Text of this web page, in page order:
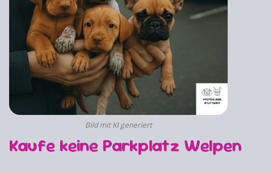
Bild mit KI generiert
Kaufe keine Parkplatz Welpen